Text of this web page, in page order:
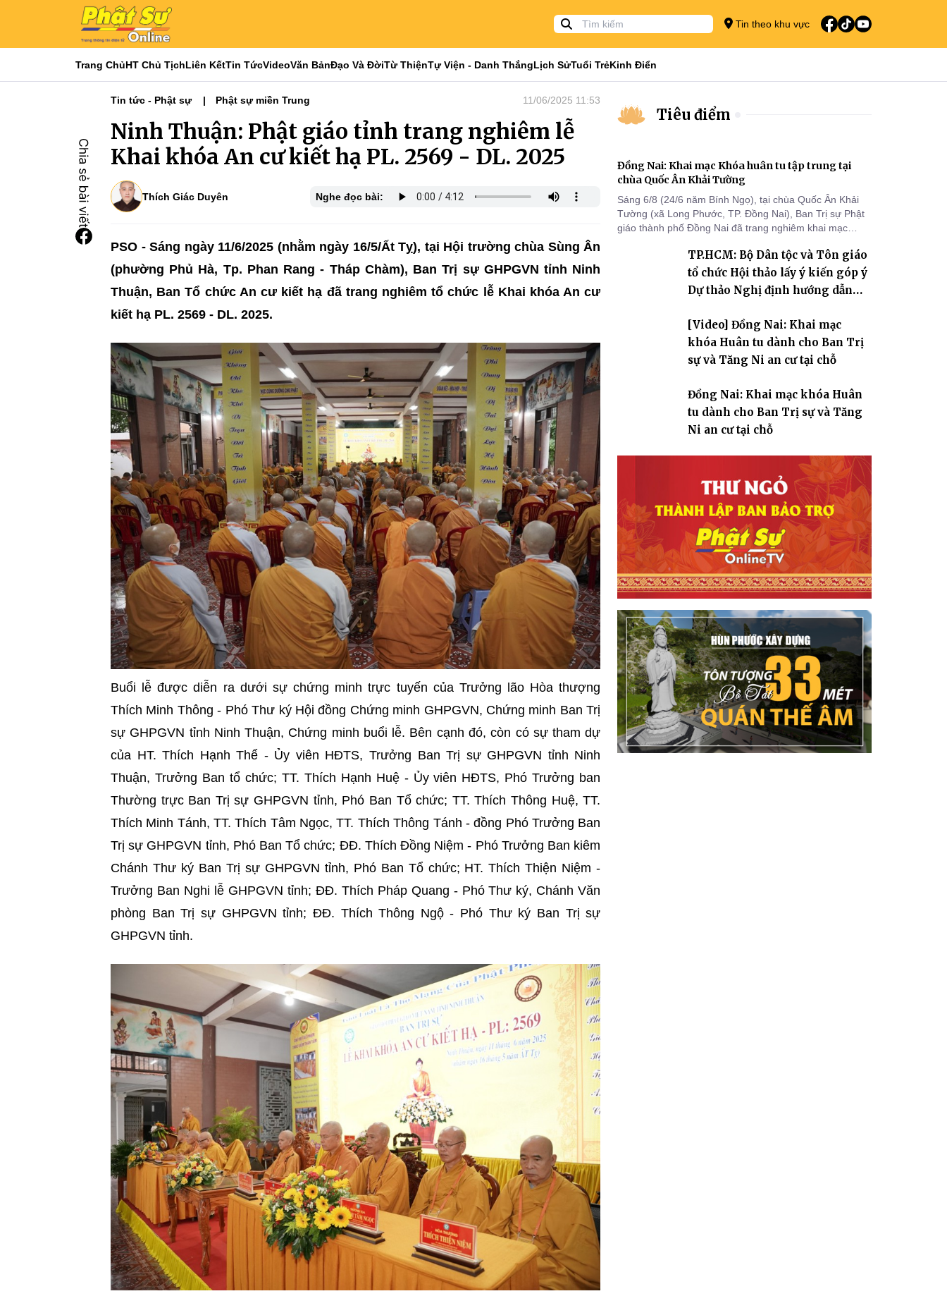
Tin theo khu vực
Trang ChủHT Chủ TịchLiên KếtTin TứcVideoVăn BảnĐạo Và ĐờiTừ ThiệnTự Viện - Danh ThắngLịch SửTuổi TrẻKinh Điển
Tin tức - Phật sự Phật sự miền Trung 11/06/2025 11:53
Ninh Thuận: Phật giáo tỉnh trang nghiêm lễ
Khai khóa An cư kiết hạ PL. 2569 - DL. 2025
Thích Giác Duyên Nghe đọc bài:
PSO - Sáng ngày 11/6/2025 (nhằm ngày 16/5/Ất Tỵ), tại Hội trường chùa Sùng Ân
(phường Phủ Hà, Tp. Phan Rang - Tháp Chàm), Ban Trị sự GHPGVN tỉnh Ninh
Thuận, Ban Tổ chức An cư kiết hạ đã trang nghiêm tổ chức lễ Khai khóa An cư
kiết hạ PL. 2569 - DL. 2025.
Buổi lễ được diễn ra dưới sự chứng minh trực tuyến của Trưởng lão Hòa thượng
Thích Minh Thông - Phó Thư ký Hội đồng Chứng minh GHPGVN, Chứng minh Ban Trị
sự GHPGVN tỉnh Ninh Thuận, Chứng minh buổi lễ. Bên cạnh đó, còn có sự tham dự
của HT. Thích Hạnh Thể - Ủy viên HĐTS, Trưởng Ban Trị sự GHPGVN tỉnh Ninh
Thuận, Trưởng Ban tổ chức; TT. Thích Hạnh Huệ - Ủy viên HĐTS, Phó Trưởng ban
Thường trực Ban Trị sự GHPGVN tỉnh, Phó Ban Tổ chức; TT. Thích Thông Huệ, TT.
Thích Minh Tánh, TT. Thích Tâm Ngọc, TT. Thích Thông Tánh - đồng Phó Trưởng Ban
Trị sự GHPGVN tỉnh, Phó Ban Tổ chức; ĐĐ. Thích Đồng Niệm - Phó Trưởng Ban kiêm
Chánh Thư ký Ban Trị sự GHPGVN tỉnh, Phó Ban Tổ chức; HT. Thích Thiện Niệm -
Trưởng Ban Nghi lễ GHPGVN tỉnh; ĐĐ. Thích Pháp Quang - Phó Thư ký, Chánh Văn
phòng Ban Trị sự GHPGVN tỉnh; ĐĐ. Thích Thông Ngộ - Phó Thư ký Ban Trị sự
GHPGVN tỉnh.
Tiêu điểm
Đồng Nai: Khai mạc Khóa huân tu tập trung tại
chùa Quốc Ân Khải Tường
Sáng 6/8 (24/6 năm Bính Ngọ), tại chùa Quốc Ân Khải
Tường (xã Long Phước, TP. Đồng Nai), Ban Trị sự Phật
giáo thành phố Đồng Nai đã trang nghiêm khai mạc
2570 dành cho chư Tăng hành giả an cư tại chỗ khu vực
VII, VIII và trường hạ chùa Quốc Ân Khải Tường.
TP.HCM: Bộ Dân tộc và Tôn giáo
tổ chức Hội thảo lấy ý kiến góp ý
Dự thảo Nghị định hướng dẫn
giáo
[Video] Đồng Nai: Khai mạc
khóa Huân tu dành cho Ban Trị
sự và Tăng Ni an cư tại chỗ
Đồng Nai: Khai mạc khóa Huân
tu dành cho Ban Trị sự và Tăng
Ni an cư tại chỗ